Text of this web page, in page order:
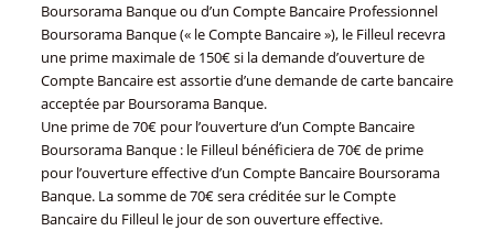
Boursorama Banque ou d’un Compte Bancaire Professionnel
Boursorama Banque (« le Compte Bancaire »), le Filleul recevra
une prime maximale de 150€ si la demande d’ouverture de
Compte Bancaire est assortie d’une demande de carte bancaire
acceptée par Boursorama Banque.
Une prime de 70€ pour l’ouverture d’un Compte Bancaire
Boursorama Banque : le Filleul bénéficiera de 70€ de prime
pour l’ouverture effective d’un Compte Bancaire Boursorama
Banque. La somme de 70€ sera créditée sur le Compte
Bancaire du Filleul le jour de son ouverture effective.